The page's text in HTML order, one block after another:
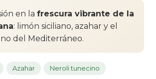
en la frescura vibrante de la
: limón siciliano, azahar y el
del Mediterráneo.
Azahar Neroli tunecino